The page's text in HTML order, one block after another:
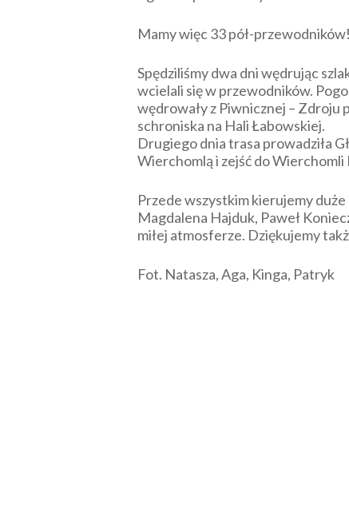
Mamy więc 33 pół-
Spędziliśmy dwa dni wędrując
wcielali się w przewodników.
wędrowały z Piwnicznej – Zdroju
schroniska na Hali Łabowskiej.
Drugiego dnia trasa prowadziła
Wierchomlą i zejść do Wierchomli
Przede wszystkim kierujemy duże
Magdalena Hajduk, Paweł
miłej atmosferze. Dziękujemy
Fot. Natasza, Aga, Kinga, Patryk